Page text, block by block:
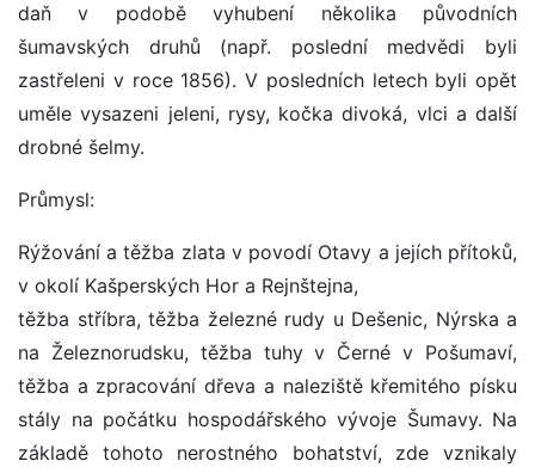
daň v podobě vyhubení několika původních
šumavských druhů (např. poslední medvědi byli
zastřeleni v roce 1856). V posledních letech byli opět
uměle vysazeni jeleni, rysy, kočka divoká, vlci a další
drobné šelmy.
Průmysl:
Rýžování a těžba zlata v povodí Otavy a jejích přítoků,
v okolí Kašperských Hor a Rejnštejna,
těžba stříbra, těžba železné rudy u Dešenic, Nýrska a
na Železnorudsku, těžba tuhy v Černé v Pošumaví,
těžba a zpracování dřeva a naleziště křemitého písku
stály na počátku hospodářského vývoje Šumavy. Na
základě tohoto nerostného bohatství, zde vznikaly